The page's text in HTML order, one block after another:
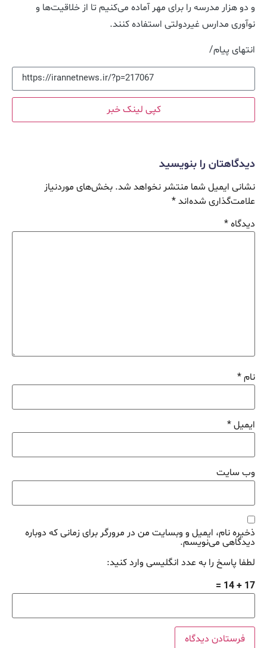
و دو هزار مدرسه را برای مهر آماده می‌کنیم تا از خلاقیت‌ها و
نوآوری مدارس غیر‌دولتی استفاده کنند.
انتهای پیام/
کپی لینک خبر
دیدگاهتان را بنویسید
نشانی ایمیل شما منتشر نخواهد شد. بخش‌های موردنیاز
علامت‌گذاری شده‌اند*
دیدگاه*
نام*
ایمیل*
وب‌ سایت
ذخیره نام، ایمیل و وبسایت من در مرورگر برای زمانی که دوباره
دیدگاهی می‌نویسم.
لطفا پاسخ را به عدد انگلیسی وارد کنید:
17 + 14 =